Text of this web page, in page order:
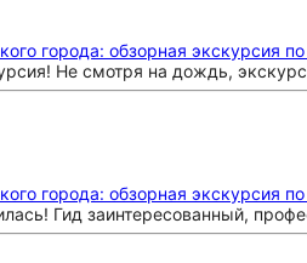
города: обзорная экскурсия
Не смотря на дождь,
города: обзорная экскурсия
Гид заинтересованный,